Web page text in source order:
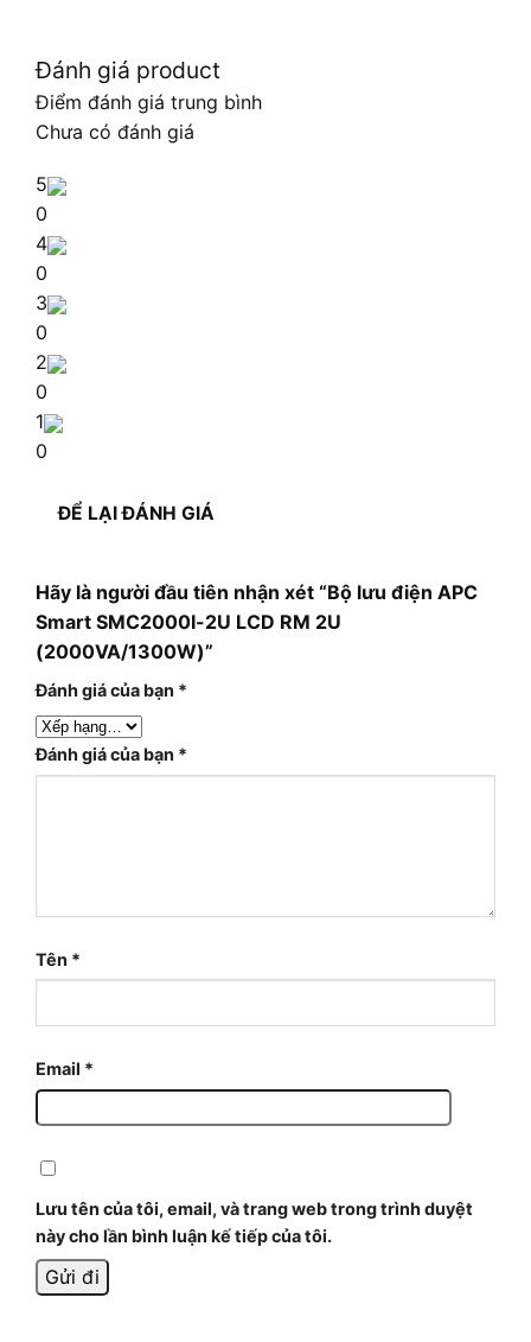
Đánh giá product
Điểm đánh giá trung bình
Chưa có đánh giá
5
0
4
0
3
0
2
0
1
0
ĐỂ LẠI ĐÁNH GIÁ
Hãy là người đầu tiên nhận xét “Bộ lưu điện APC
Smart SMC2000I-2U LCD RM 2U
(2000VA/1300W)”
Đánh giá của bạn *
Đánh giá của bạn *
Tên *
Email *
Lưu tên của tôi, email, và trang web trong trình duyệt
này cho lần bình luận kế tiếp của tôi.